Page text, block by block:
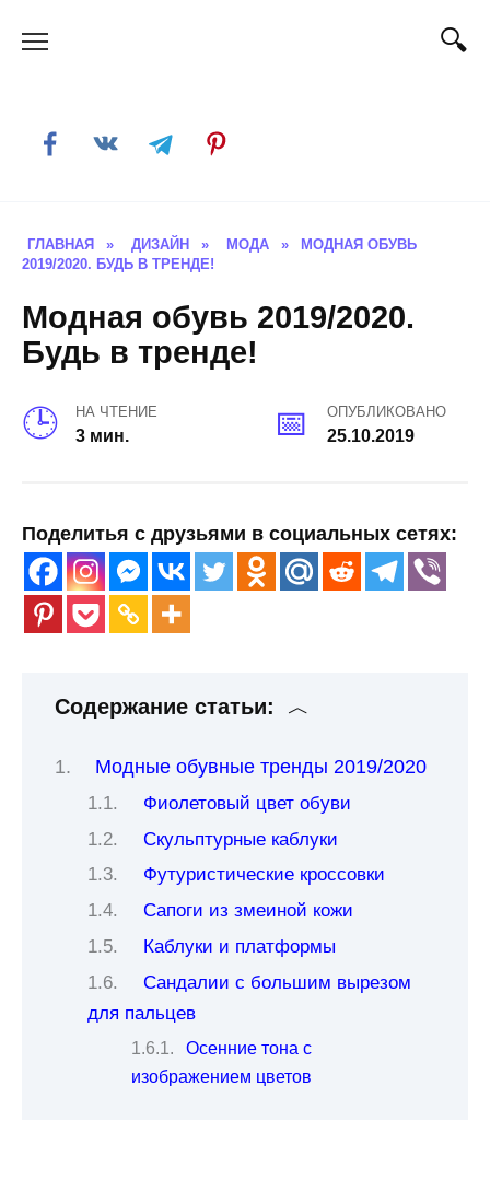
ГЛАВНАЯ » ДИЗАЙН » МОДА »
МОДНАЯ ОБУВЬ
2019/2020. БУДЬ В ТРЕНДЕ!
Модная обувь 2019/2020.
Будь в тренде!
НА ЧТЕНИЕ
3 мин.
ОПУБЛИКОВАНО
25.10.2019
Поделитья с друзьями в социальных сетях:
Содержание статьи:
Модные обувные тренды 2019/2020
Фиолетовый цвет обуви
Скульптурные каблуки
Футуристические кроссовки
Сапоги из змеиной кожи
Каблуки и платформы
Сандалии с большим вырезом
для пальцев
Осенние тона с
изображением цветов